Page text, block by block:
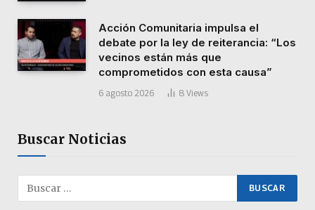
Acción Comunitaria impulsa el
debate por la ley de reiterancia: “Los
vecinos están más que
comprometidos con esta causa”
6 agosto 2026 8 Views
Buscar Noticias